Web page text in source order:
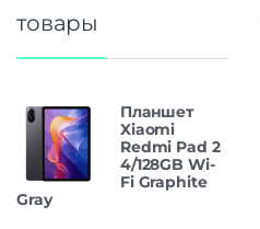
товары
Планшет
Xiaomi
Redmi Pad 2
4/128GB Wi-
Fi Graphite
Gray